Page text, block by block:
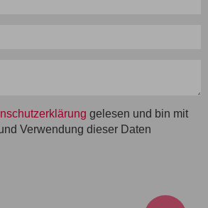
gelesen und bin mit
Verwendung dieser Daten